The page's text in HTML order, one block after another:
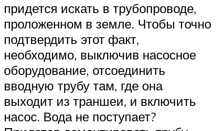
придется искать в трубопроводе,
проложенном в земле. Чтобы точно
подтвердить этот факт,
необходимо, выключив насосное
оборудование, отсоединить
вводную трубу там, где она
выходит из траншеи, и включить
насос. Вода не поступает?